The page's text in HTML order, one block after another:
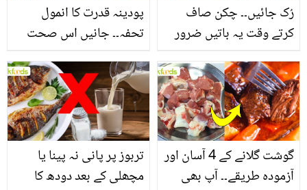
پودینہ قدرت کا انمول
تحفہ۔۔ جانیں اس صحت
انگیز طبی فوائد
رُک جائیں۔۔ چکن صاف
کرتے وقت یہ باتیں ضرور
تربوز پر پانی نہ پینا یا
مچھلی کے بعد دودھ کا
گوشت گلانے کے 4 آسان اور
آزمودہ طریقے۔۔ آپ بھی